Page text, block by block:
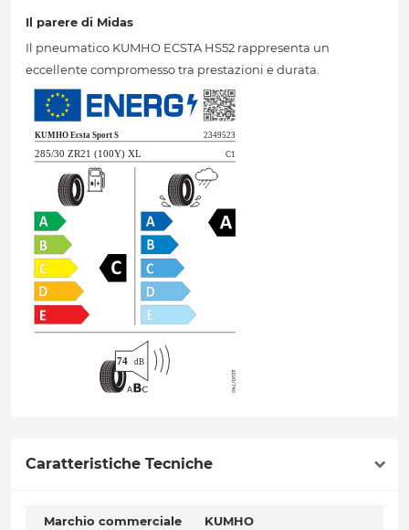
Il parere di Midas
Il pneumatico KUMHO ECSTA HS52 rappresenta un
eccellente compromesso tra prestazioni e durata.
Caratteristiche Tecniche
Marchio commerciale KUMHO